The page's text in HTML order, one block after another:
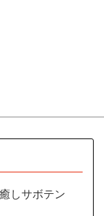
しサボテン